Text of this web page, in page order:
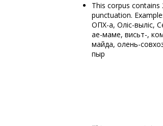
This corpus
punctuation.
ОПХ-а, Оліс-выліс,
ае-маме, висьт-,
майда, олень-
пыр